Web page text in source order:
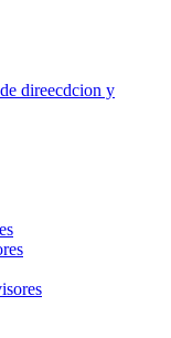
direecdcion y